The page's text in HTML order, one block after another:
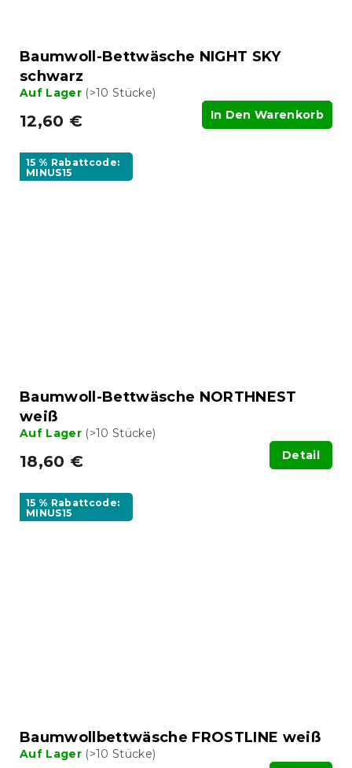
Baumwoll-Bettwäsche NIGHT SKY
schwarz
Auf Lager (>10 Stücke)
12,60 € In Den Warenkorb
15 % Rabattcode:
MINUS15
Baumwoll-Bettwäsche NORTHNEST
weiß
Auf Lager (>10 Stücke)
18,60 € Detail
15 % Rabattcode:
MINUS15
Baumwollbettwäsche FROSTLINE weiß
Auf Lager (>10 Stücke)